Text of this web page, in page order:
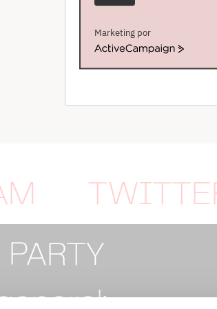
Marketing por
ActiveCampaign